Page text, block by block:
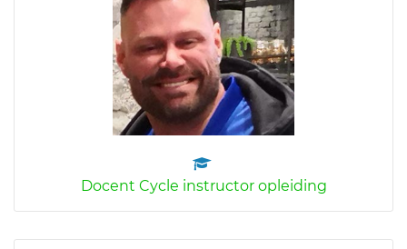
Docent Cycle instructor opleiding